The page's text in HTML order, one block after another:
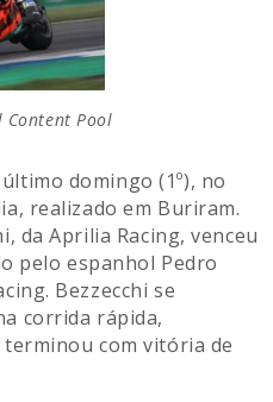
Content Pool
domingo (1º), no
realizado em Buriram.
da Aprilia Racing, venceu
pelo espanhol Pedro
Bezzecchi se
corrida rápida,
com vitória de